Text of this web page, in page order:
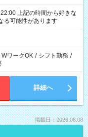
好きな
る可能性があります
WワークOK / シフト勤務 /
詳細へ
掲載日：2026.08.08